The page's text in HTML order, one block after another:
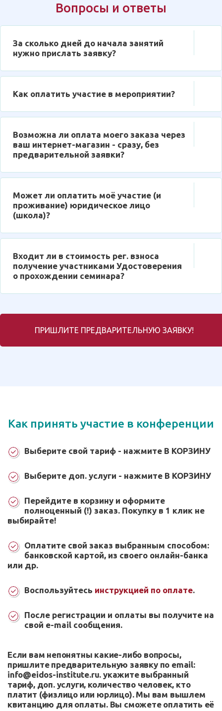
Вопросы и ответы
За сколько дней до начала занятий
нужно прислать заявку?
Как оплатить участие в мероприятии?
Возможна ли оплата моего заказа через
ваш интернет-магазин - сразу, без
предварительной заявки?
Может ли оплатить моё участие (и
проживание) юридическое лицо
(школа)?
Входит ли в стоимость рег. взноса
получение участниками Удостоверения
о прохождении семинара?
ПРИШЛИТЕ ПРЕДВАРИТЕЛЬНУЮ ЗАЯВКУ!
Как принять участие в конференции
Выберите свой тариф - нажмите В КОРЗИНУ
Выберите доп. услуги - нажмите В КОРЗИНУ
Перейдите в корзину и оформите
полноценный (!) заказ. Покупку в 1 клик не
выбирайте!
Оплатите свой заказ выбранным способом:
банковской картой, из своего онлайн-банка
или др.
Воспользуйтесь инструкцией по оплате.
После регистрации и оплаты вы получите на
свой e-mail сообщения.
Если вам непонятны какие-либо вопросы,
пришлите предварительную заявку по email:
info@eidos-institute.ru. укажите выбранный
тариф, доп. услуги, количество человек, кто
платит (физлицо или юрлицо). Мы вам вышлем
квитанцию для оплаты. Вы сможете оплатить её